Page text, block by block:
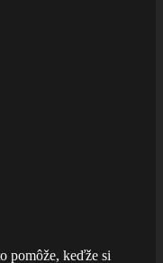
pomôže, keďže si